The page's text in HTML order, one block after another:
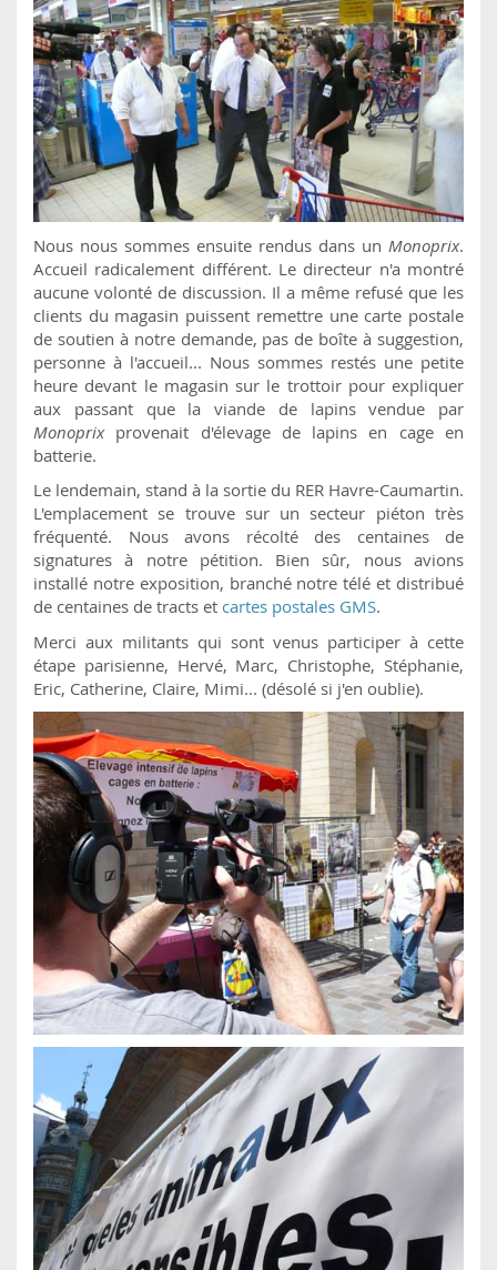
Nous nous sommes ensuite rendus dans un Monoprix.
Accueil radicalement différent. Le directeur n'a montré
aucune volonté de discussion. Il a même refusé que les
clients du magasin puissent remettre une carte postale
de soutien à notre demande, pas de boîte à suggestion,
personne à l'accueil... Nous sommes restés une petite
heure devant le magasin sur le trottoir pour expliquer
aux passant que la viande de lapins vendue par
Monoprixprovenait d'élevage de lapins en cage en
batterie.
Le lendemain, stand à la sortie du RER Havre-Caumartin.
L'emplacement se trouve sur un secteur piéton très
fréquenté. Nous avons récolté des centaines de
signatures à notre pétition. Bien sûr, nous avions
installé notre exposition, branché notre télé et distribué
de centaines de tracts et cartes postales GMS.
Merci aux militants qui sont venus participer à cette
étape parisienne, Hervé, Marc, Christophe, Stéphanie,
Eric, Catherine, Claire, Mimi... (désolé si j'en oublie).